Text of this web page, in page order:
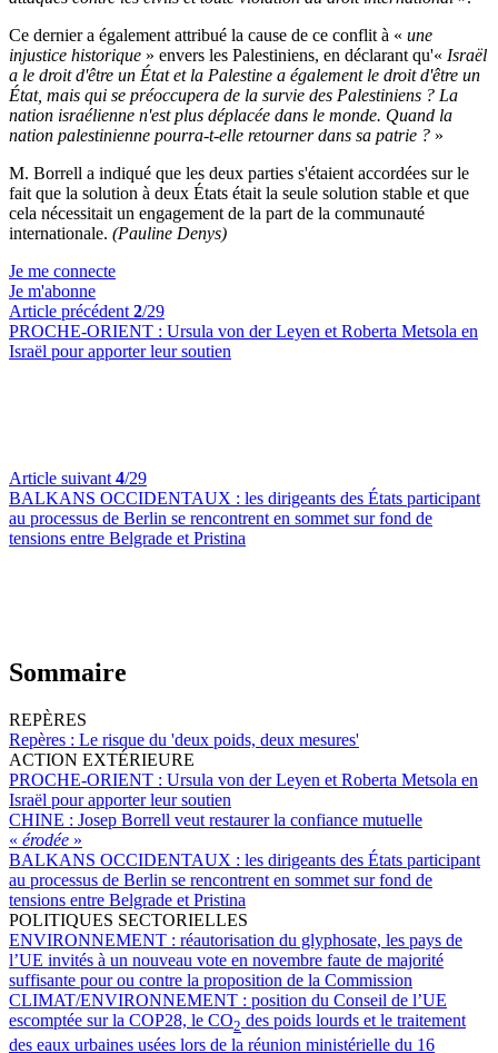
Ce dernier a également attribué la cause de ce conflit à « une
injustice historique » envers les Palestiniens, en déclarant qu'« Israël
a le droit d'être un État et la Palestine a également le droit d'être un
État, mais qui se préoccupera de la survie des Palestiniens ? La
nation israélienne n'est plus déplacée dans le monde. Quand la
nation palestinienne pourra-t-elle retourner dans sa patrie ? »
M. Borrell a indiqué que les deux parties s'étaient accordées sur le
fait que la solution à deux États était la seule solution stable et que
cela nécessitait un engagement de la part de la communauté
internationale. (Pauline Denys)
Je me connecte
Je m'abonne
Article précédent 2/29
PROCHE-ORIENT : Ursula von der Leyen et Roberta Metsola en
Israël pour apporter leur soutien
Article suivant 4/29
BALKANS OCCIDENTAUX : les dirigeants des États participant
au processus de Berlin se rencontrent en sommet sur fond de
tensions entre Belgrade et Pristina
Sommaire
REPÈRES
Repères : Le risque du 'deux poids, deux mesures'
ACTION EXTÉRIEURE
PROCHE-ORIENT : Ursula von der Leyen et Roberta Metsola en
Israël pour apporter leur soutien
CHINE : Josep Borrell veut restaurer la confiance mutuelle
« érodée »
BALKANS OCCIDENTAUX : les dirigeants des États participant
au processus de Berlin se rencontrent en sommet sur fond de
tensions entre Belgrade et Pristina
POLITIQUES SECTORIELLES
ENVIRONNEMENT : réautorisation du glyphosate, les pays de
l’UE invités à un nouveau vote en novembre faute de majorité
suffisante pour ou contre la proposition de la Commission
CLIMAT/ENVIRONNEMENT : position du Conseil de l’UE
escomptée sur la COP28, le CO2 des poids lourds et le traitement
des eaux urbaines usées lors de la réunion ministérielle du 16